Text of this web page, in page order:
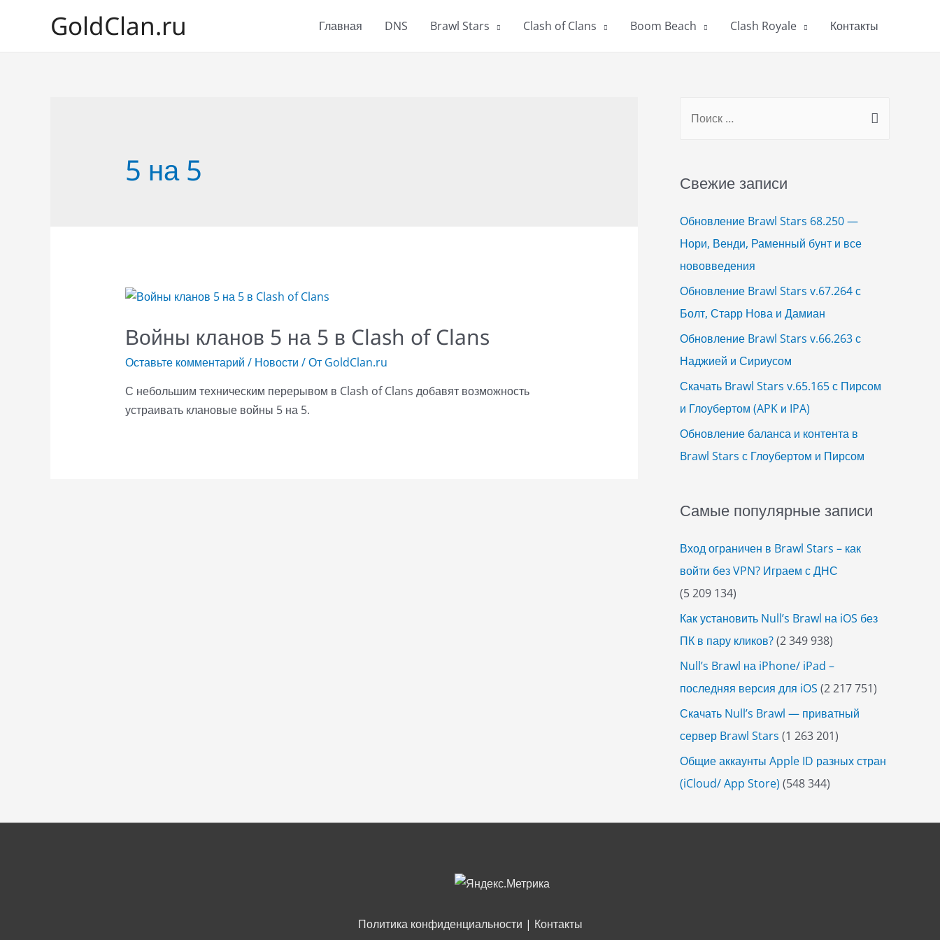
GoldClan.ru Главная DNS Brawl Stars Clash of Clans Boom Beach Clash Royale Контакты
5 на 5
Войны кланов 5 на 5 в Clash of Clans
Оставьте комментарий / Новости / От GoldClan.ru
С небольшим техническим перерывом в Clash of Clans добавят возможность
устраивать клановые войны 5 на 5.
r
h
f
o
r
:
Свежие записи
Обновление Brawl Stars 68.250 —
Нори, Венди, Раменный бунт и все
нововведения
Обновление Brawl Stars v.67.264 с
Болт, Старр Нова и Дамиан
Обновление Brawl Stars v.66.263 с
Наджией и Сириусом
Скачать Brawl Stars v.65.165 с Пирсом
и Глоубертом (APK и IPA)
Обновление баланса и контента в
Brawl Stars с Глоубертом и Пирсом
Самые популярные записи
Вход ограничен в Brawl Stars – как
войти без VPN? Играем с ДНС
(5 209 134)
Как установить Null’s Brawl на iOS без
ПК в пару кликов?(2 349 938)
Null’s Brawl на iPhone/ iPad –
последняя версия для iOS (2 217 751)
Скачать Null’s Brawl — приватный
сервер Brawl Stars (1 263 201)
Общие аккаунты Apple ID разных стран
(iCloud/ App Store) (548 344)
Политика конфиденциальности | Контакты